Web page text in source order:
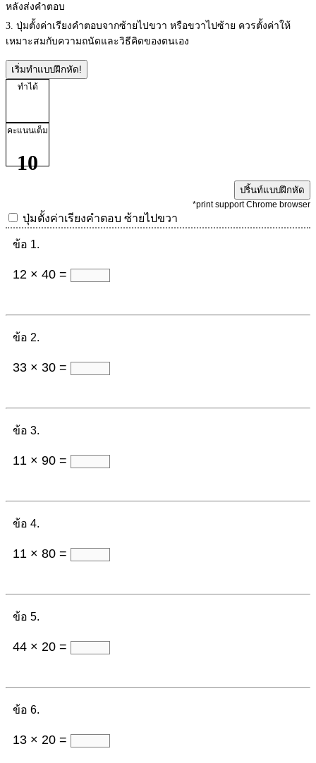
หลังส่งคำตอบ
3. ปุ่มตั้งค่าเรียงคำตอบจากซ้ายไปขวา หรือขวาไปซ้าย ควรตั้งค่าให้
เหมาะสมกับความถนัดและวิธีคิดของตนเอง
เริ่มทำแบบฝึกหัด!
ทำได้
คะแนนเต็ม
10
ปริ้นท์แบบฝึกหัด
*print support Chrome browser
ปุ่มตั้งค่าเรียงคำตอบ ซ้ายไปขวา
ข้อ 1.
12 × 40 =
ข้อ 2.
33 × 30 =
ข้อ 3.
11 × 90 =
ข้อ 4.
11 × 80 =
ข้อ 5.
44 × 20 =
ข้อ 6.
13 × 20 =